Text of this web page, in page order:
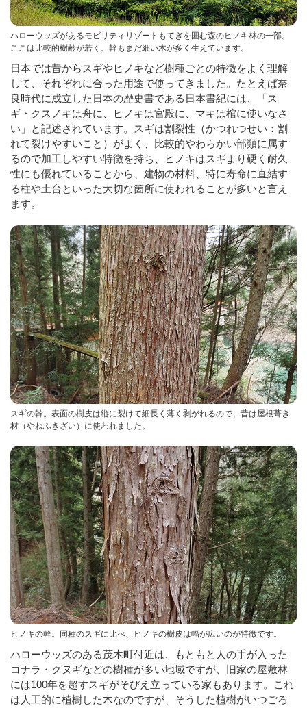
ハローウッズがあるモビリティリゾートもてぎを囲む森のヒノキ林の一部。
ここは比較的樹齢が若く、幹もまだ細い木が多く生えています。
日本では昔からスギやヒノキなど樹種ごとの特徴をよく理解
して、それぞれに合った用途で使ってきました。たとえば奈
良時代に成立した日本の歴史書である日本書紀には、「ス
ギ・クスノキは舟に、ヒノキは宮殿に、マキは棺に使いなさ
い」と記述されています。スギは割裂性（かつれつせい：割
れて裂けやすいこと）がよく、比較的やわらかい部類に属す
るので加工しやすい特徴を持ち、ヒノキはスギより硬く耐久
性にも優れていることから、建物の材料、特に寿命に直結す
る柱や土台といった大切な箇所に使われることが多いと言え
ます。
スギの幹。表面の樹皮は縦に裂けて細長く薄く剥がれるので、昔は屋根葺き
材（やねふきざい）に使われました。
ヒノキの幹。同種のスギに比べ、ヒノキの樹皮は幅が広いのが特徴です。
ハローウッズのある茂木町付近は、もともと人の手が入った
コナラ・クヌギなどの樹種が多い地域ですが、旧家の屋敷林
には100年を超すスギがそびえ立っている家もあります。これ
は人工的に植樹した木なのですが、そうした植樹がいつごろ